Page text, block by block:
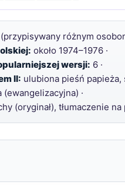
różnym
około 1974–1976 ·
wersji: 6 ·
II: ulubiona pieśń papieża,
·
(oryginał), tłumaczenie